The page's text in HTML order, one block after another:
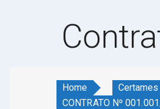
Home
CONTRATO Nº